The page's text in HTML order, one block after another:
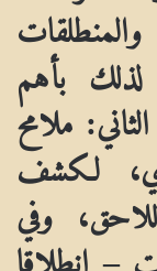
والمنطلقات
بأهم
ملامح
لكشف
وفي
–انطلاقا